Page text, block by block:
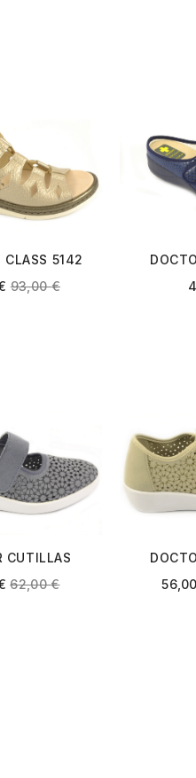
CLASS 5142
93,00€
21856
CUTILLAS
62,00€ 56,00